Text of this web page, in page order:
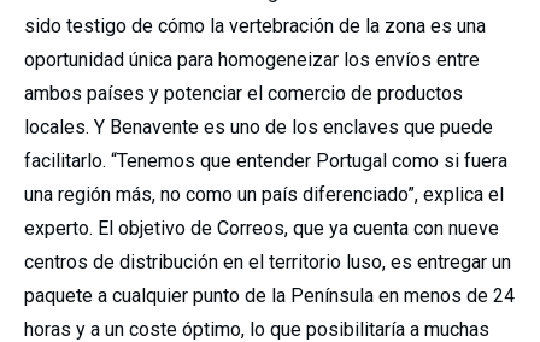
sido testigo de cómo la vertebración de la zona es una
oportunidad única para homogeneizar los envíos entre
ambos países y potenciar el comercio de productos
locales. Y Benavente es uno de los enclaves que puede
facilitarlo. “Tenemos que entender Portugal como si fuera
una región más, no como un país diferenciado”, explica el
experto. El objetivo de Correos, que ya cuenta con nueve
centros de distribución en el territorio luso, es entregar un
paquete a cualquier punto de la Península en menos de 24
horas y a un coste óptimo, lo que posibilitaría a muchas